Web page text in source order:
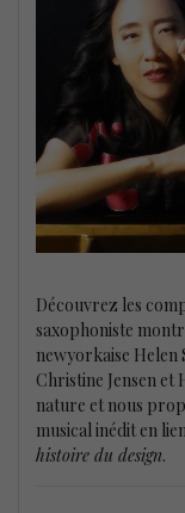
Découvrez les
saxophoniste
newyorkaise Helen
Christine Jensen et
nature et nous
musical inédit en
histoire du design.